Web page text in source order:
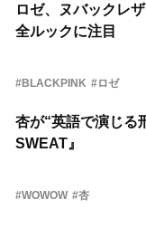
ロゼ、ヌバックレ
全ルックに注目
#BLACKPINK #ロゼ
杏が“英語で演じ
SWEAT』
#WOWOW #杏